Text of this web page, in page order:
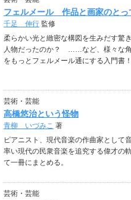
フェルメール 作品と画家のとっ
千足 伸行 監修
柔らかい光と緻密な構図を生みだす
人物だったのか？ ……など、様々な角
をもっとフェルメール通にする入門書！
芸術・芸能
高橋悠治という怪物
青柳 いづみこ 著
ピアニスト、現代音楽の作曲家として
率い現代の民衆音楽を追究する偉才の
て一冊にまとめる。
芸術・芸能